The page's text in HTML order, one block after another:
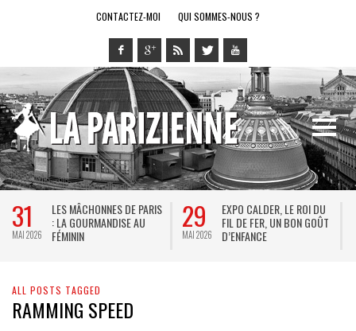
CONTACTEZ-MOI QUI SOMMES-NOUS ?
31
MAI 2026
LES MÂCHONNES DE PARIS
: LA GOURMANDISE AU
FÉMININ
29
MAI 2026
EXPO CALDER, LE ROI DU
FIL DE FER, UN BON GOÛT
D’ENFANCE
ALL POSTS TAGGED
RAMMING SPEED